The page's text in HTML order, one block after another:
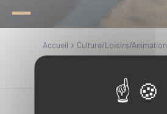
Accueil Culture/Loisirs/Animation